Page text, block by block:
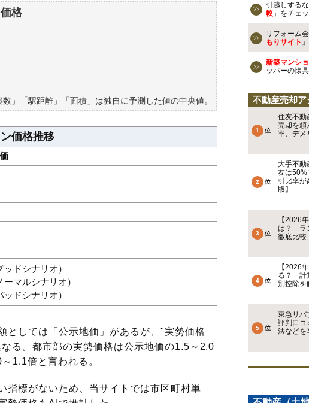
過去の売買事例
討しよう
える？
格
」「駅距離」「面積」は独自に予測した値の中央値。
価格推移
ドシナリオ）
マルシナリオ）
ドシナリオ）
しては「公示地価」があるが、"実勢価格
る。都市部の実勢価格は公示地価の1.5～2.0
1.1倍と言われる。
標がないため、当サイトでは市区町村単
引越しするな
較 」をチェッ
リフォーム
もりサイト
新築マンシ
ッパーの懐
不動産売却
住友不動
売却を
率、デメ
大手不動
友は50%
引比率
版】
【2026
は？ ラ
徹底比較
【2026
る？ 計
別控除を
東急リ
評判口コ
法などを